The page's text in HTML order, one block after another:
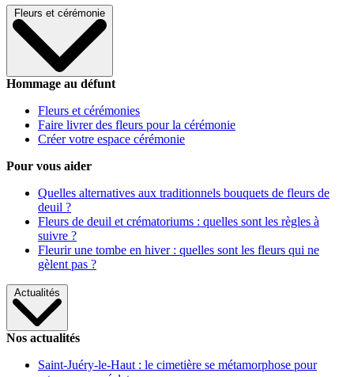
Fleurs et cérémonie
Hommage au défunt
Fleurs et cérémonies
Faire livrer des fleurs pour la cérémonie
Créer votre espace cérémonie
Pour vous aider
Quelles alternatives aux traditionnels bouquets de fleurs de
deuil ?
Fleurs de deuil et crématoriums : quelles sont les règles à
suivre ?
Fleurir une tombe en hiver : quelles sont les fleurs qui ne
gèlent pas ?
Actualités
Nos actualités
Saint-Juéry-le-Haut : le cimetière se métamorphose pour